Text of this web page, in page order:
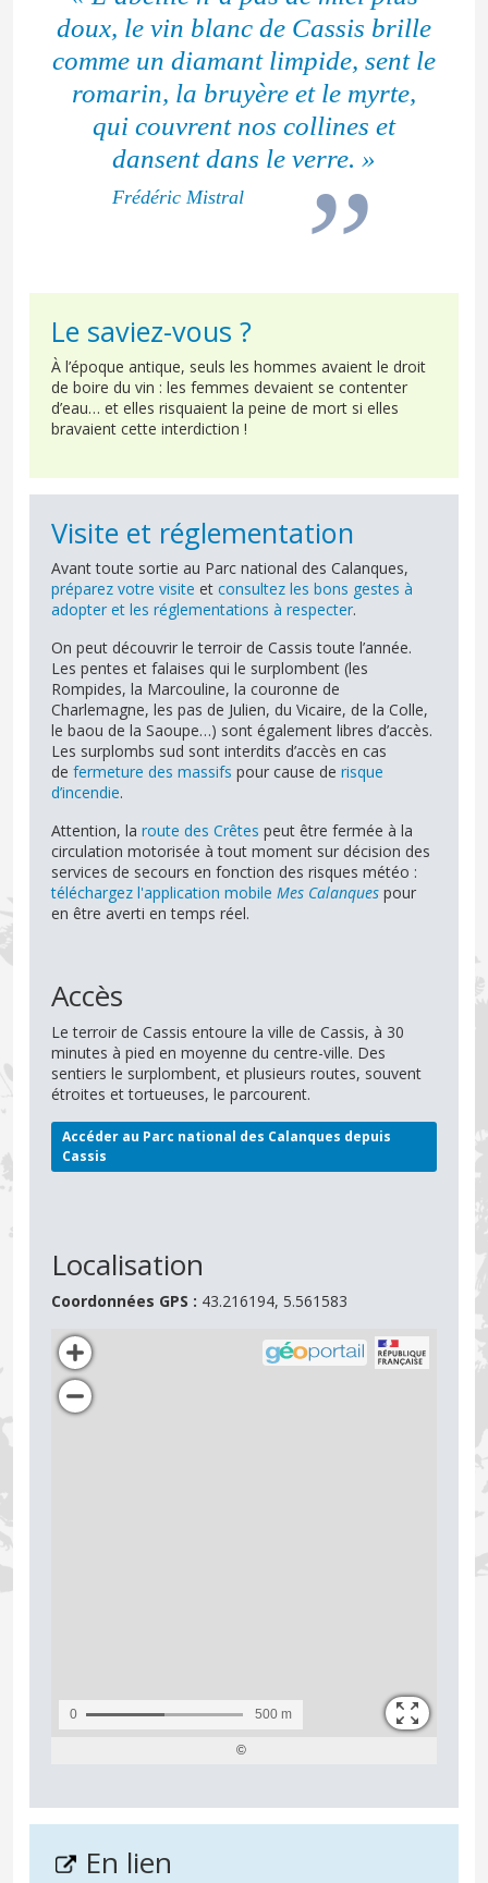
doux, le vin blanc de Cassis brille
comme un diamant limpide, sent le
romarin, la bruyère et le myrte,
qui couvrent nos collines et
dansent dans le verre. »
Frédéric Mistral
Le saviez-vous ?
À l’époque antique, seuls les hommes avaient le droit
de boire du vin : les femmes devaient se contenter
d’eau… et elles risquaient la peine de mort si elles
bravaient cette interdiction !
Visite et réglementation
Avant toute sortie au Parc national des Calanques,
préparez votre visite et consultez les bons gestes à
adopter et les réglementations à respecter.
On peut découvrir le terroir de Cassis toute l’année.
Les pentes et falaises qui le surplombent (les
Rompides, la Marcouline, la couronne de
Charlemagne, les pas de Julien, du Vicaire, de la Colle,
le baou de la Saoupe…) sont également libres d’accès.
Les surplombs sud sont interdits d’accès en cas
de fermeture des massifs pour cause de risque
d’incendie.
Attention, la route des Crêtes peut être fermée à la
circulation motorisée à tout moment sur décision des
services de secours en fonction des risques météo :
téléchargez l'application mobile Mes Calanques pour
en être averti en temps réel.
Accès
Le terroir de Cassis entoure la ville de Cassis, à 30
minutes à pied en moyenne du centre-ville. Des
sentiers le surplombent, et plusieurs routes, souvent
étroites et tortueuses, le parcourent.
Accéder au Parc national des Calanques depuis
Cassis
Localisation
Coordonnées GPS : 43.216194, 5.561583
En lien